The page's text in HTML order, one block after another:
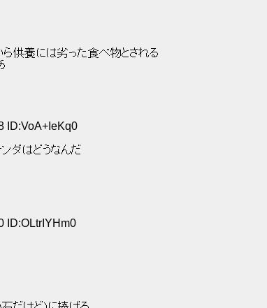
供養には劣った食べ物とされる
ID:VoA+IeKq0
ダはどうなんだ
ID:OLtrIYHm0